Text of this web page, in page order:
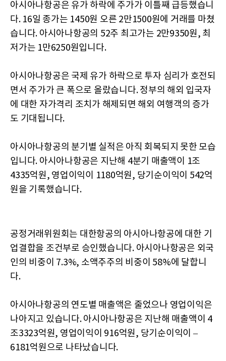
아시아나항공은 유가 하락에 주가가 이틀째 급등했습니
다. 16일 종가는 1450원 오른 2만1500원에 거래를 마쳤
습니다. 아시아나항공의 52주 최고가는 2만9350원, 최
저가는 1만6250원입니다.
아시아나항공은 국제 유가 하락으로 투자 심리가 호전되
면서 주가가 큰 폭으로 올랐습니다. 정부의 해외 입국자
에 대한 자가격리 조치가 해제되면 해외 여행객의 증가
도 기대됩니다.
아시아나항공의 분기별 실적은 아직 회복되지 못한 모습
입니다. 아시아나항공은 지난해 4분기 매출액이 1조
4335억원, 영업이익이 1180억원, 당기순이익이 542억
원을 기록했습니다.
공정거래위원회는 대한항공의 아시아나항공에 대한 기
업결합을 조건부로 승인했습니다. 아시아나항공은 외국
인의 비중이 7.3%, 소액주주의 비중이 58%에 달합니
다.
아시아나항공의 연도별 매출액은 줄었으나 영업이익은
나아지고 있습니다. 아시아나항공은 지난해 매출액이 4
조3323억원, 영업이익이 916억원, 당기순이익이 –
6181억원으로 나타났습니다.